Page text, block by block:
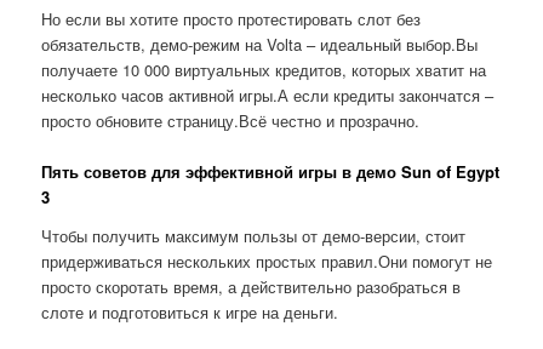
Но если вы хотите просто протестировать слот без
обязательств, демо-режим на Volta – идеальный выбор.Вы
получаете 10 000 виртуальных кредитов, которых хватит на
несколько часов активной игры.А если кредиты закончатся –
просто обновите страницу.Всё честно и прозрачно.
Пять советов для эффективной игры в демо Sun of Egypt
3
Чтобы получить максимум пользы от демо-версии, стоит
придерживаться нескольких простых правил.Они помогут не
просто скоротать время, а действительно разобраться в
слоте и подготовиться к игре на деньги.